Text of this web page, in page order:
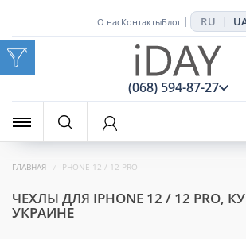
x
О насКонтактыБлог | RU |
(068) 594-87-27
ГЛАВНАЯ IPHONE 12 / 12 PRO
ЧЕХЛЫ ДЛЯ IPHONE 12 / 12 PRO,
УКРАИНЕ